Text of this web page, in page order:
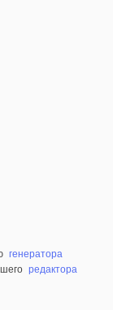
генератора
редактора